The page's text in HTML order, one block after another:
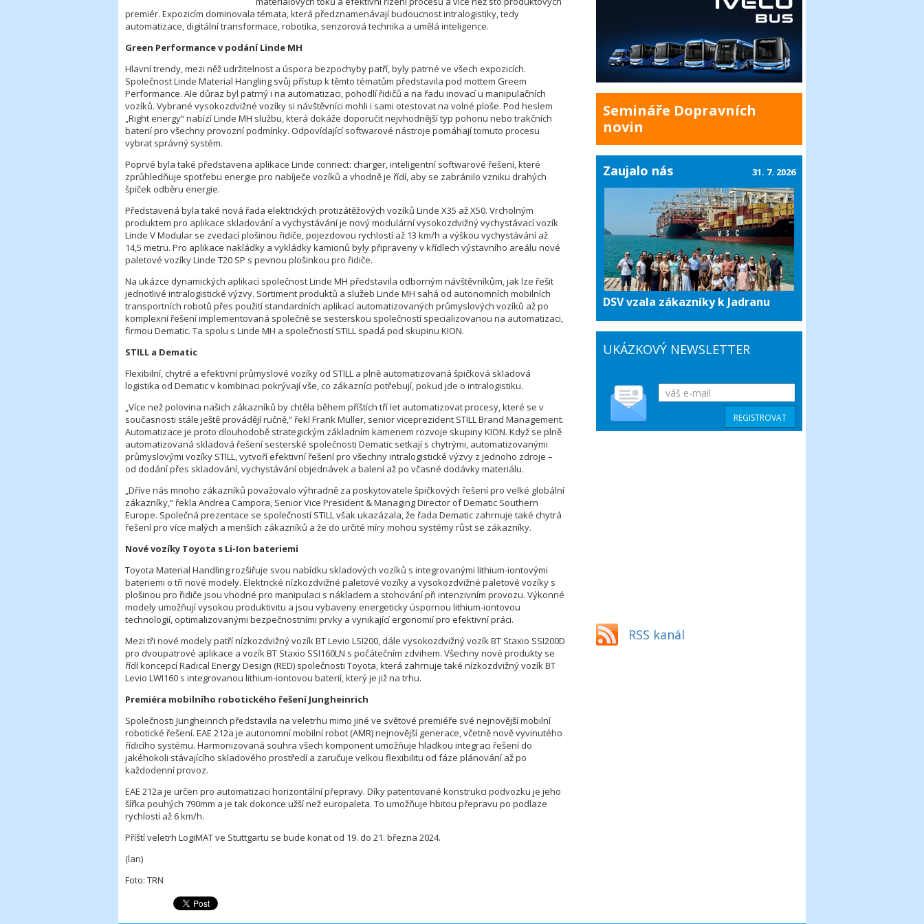
premiér. Expozicím dominovala témata, která předznamenávají budoucnost intralogistiky, tedy
automatizace, digitální transformace, robotika, senzorová technika a umělá inteligence.
Green Performance v podání Linde MH
Hlavní trendy, mezi něž udržitelnost a úspora bezpochyby patří, byly patrné ve všech expozicích.
Společnost Linde Material Hangling svůj přístup k těmto tématům představila pod mottem Greem
Performance. Ale důraz byl patrný i na automatizaci, pohodlí řidičů a na řadu inovací u manipulačních
vozíků. Vybrané vysokozdvižné vozíky si návštěvníci mohli i sami otestovat na volné ploše. Pod heslem
„Right energy“ nabízí Linde MH službu, která dokáže doporučit nejvhodnější typ pohonu nebo trakčních
baterií pro všechny provozní podmínky. Odpovídající softwarové nástroje pomáhají tomuto procesu
vybrat správný systém.
Poprvé byla také představena aplikace Linde connect: charger, inteligentní softwarové řešení, které
zprůhledňuje spotřebu energie pro nabíječe vozíků a vhodně je řídí, aby se zabránilo vzniku drahých
špiček odběru energie.
Představená byla také nová řada elektrických protizátěžových vozíků Linde X35 až X50. Vrcholným
produktem pro aplikace skladování a vychystávání je nový modulární vysokozdvižný vychystávací vozík
Linde V Modular se zvedací plošinou řidiče, pojezdovou rychlostí až 13 km/h a výškou vychystávání až
14,5 metru. Pro aplikace nakládky a vykládky kamionů byly připraveny v křídlech výstavního areálu nové
paletové vozíky Linde T20 SP s pevnou plošinkou pro řidiče.
Na ukázce dynamických aplikací společnost Linde MH představila odborným návštěvníkům, jak lze řešit
jednotlivé intralogistické výzvy. Sortiment produktů a služeb Linde MH sahá od autonomních mobilních
transportních robotů přes použití standardních aplikací automatizovaných průmyslových vozíků až po
komplexní řešení implementovaná společně se sesterskou společností specializovanou na automatizaci,
firmou Dematic. Ta spolu s Linde MH a společností STILL spadá pod skupinu KION.
STILL a Dematic
Flexibilní, chytré a efektivní průmyslové vozíky od STILL a plně automatizovaná špičková skladová
logistika od Dematic v kombinaci pokrývají vše, co zákazníci potřebují, pokud jde o intralogistiku.
„Více než polovina našich zákazníků by chtěla během příštích tří let automatizovat procesy, které se v
současnosti stále ještě provádějí ručně,“ řekl Frank Müller, senior viceprezident STILL Brand Management.
Automatizace je proto dlouhodobě strategickým základním kamenem rozvoje skupiny KION. Když se plně
automatizovaná skladová řešení sesterské společnosti Dematic setkají s chytrými, automatizovanými
průmyslovými vozíky STILL, vytvoří efektivní řešení pro všechny intralogistické výzvy z jednoho zdroje –
od dodání přes skladování, vychystávání objednávek a balení až po včasné dodávky materiálu.
„Dříve nás mnoho zákazníků považovalo výhradně za poskytovatele špičkových řešení pro velké globální
zákazníky,“ řekla Andrea Campora, Senior Vice President & Managing Director of Dematic Southern
Europe. Společná prezentace se společností STILL však ukazázala, že řada Dematic zahrnuje také chytrá
řešení pro více malých a menších zákazníků a že do určité míry mohou systémy růst se zákazníky.
Nové vozíky Toyota s Li-Ion bateriemi
Toyota Material Handling rozšiřuje svou nabídku skladových vozíků s integrovanými lithium-iontovými
bateriemi o tři nové modely. Elektrické nízkozdvižné paletové vozíky a vysokozdvižné paletové vozíky s
plošinou pro řidiče jsou vhodné pro manipulaci s nákladem a stohování při intenzivním provozu. Výkonné
modely umožňují vysokou produktivitu a jsou vybaveny energeticky úspornou lithium-iontovou
technologií, optimalizovanými bezpečnostními prvky a vynikající ergonomií pro efektivní práci.
Mezi tři nové modely patří nízkozdvižný vozík BT Levio LSI200, dále vysokozdvižný vozík BT Staxio SSI200D
pro dvoupatrové aplikace a vozík BT Staxio SSI160LN s počátečním zdvihem. Všechny nové produkty se
řídí koncepcí Radical Energy Design (RED) společnosti Toyota, která zahrnuje také nízkozdvižný vozík BT
Levio LWI160 s integrovanou lithium-iontovou baterií, který je již na trhu.
Premiéra mobilního robotického řešení Jungheinrich
Společnosti Jungheinrich představila na veletrhu mimo jiné ve světové premiéře své nejnovější mobilní
robotické řešení. EAE 212a je autonomní mobilní robot (AMR) nejnovější generace, včetně nově vyvinutého
řídicího systému. Harmonizovaná souhra všech komponent umožňuje hladkou integraci řešení do
jakéhokoli stávajícího skladového prostředí a zaručuje velkou flexibilitu od fáze plánování až po
každodenní provoz.
EAE 212a je určen pro automatizaci horizontální přepravy. Díky patentované konstrukci podvozku je jeho
šířka pouhých 790mm a je tak dokonce užší než europaleta. To umožňuje hbitou přepravu po podlaze
rychlostí až 6 km/h.
Příští veletrh LogiMAT ve Stuttgartu se bude konat od 19. do 21. března 2024.
(lan)
Foto: TRN
Semináře Dopravních
novin
Zaujalo nás
DSV vzala zákazníky k Jadranu
31. 7. 2026
UKÁZKOVÝ NEWSLETTER
RSS kanál